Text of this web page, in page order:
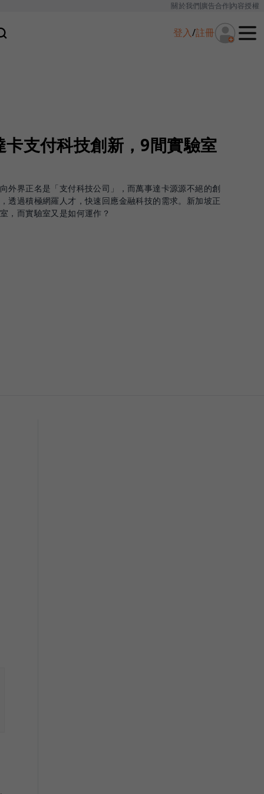
關於我們廣告合作內容授權
登入/註冊
支付科技創新，9間實驗室
外界正名是「支付科技公司」，而萬事達卡源源不絕的創
透過積極網羅人才，快速回應金融科技的需求。新加坡正
，而實驗室又是如何運作？